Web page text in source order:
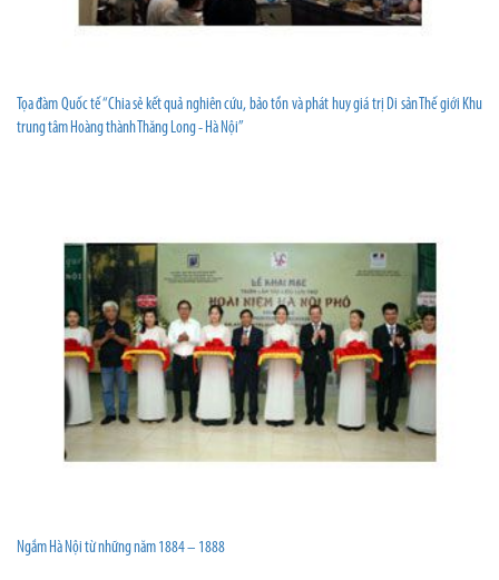
Tọa đàm Quốc tế “Chia sẻ kết quả nghiên cứu, bảo tồn và phát huy giá trị Di sản Thế giới Khu
trung tâm Hoàng thành Thăng Long - Hà Nội”
Ngắm Hà Nội từ những năm 1884 – 1888